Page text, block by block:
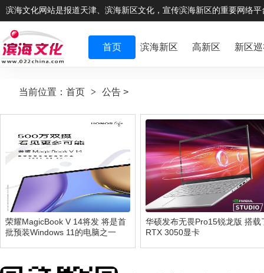
滨海文化网站是报道天津、滨海新区文化，宣传滨海新区的重要网络平
首页 滨海新区 高新区 新区
当前位置： 首页 > 公告 >
荣耀MagicBook V 14将发 将是首
批预装Windows 11的电脑之一
华硕发布无畏Pro15锐龙版 搭载
RTX 3050显卡